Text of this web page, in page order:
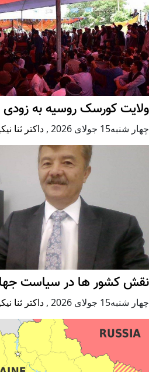
ولایت کورسک روسیه به
چهار شنبه15 جولای 2026 , داکتر ثنا
نقش کشور ها در سیاست
چهار شنبه15 جولای 2026 , داکتر ثنا